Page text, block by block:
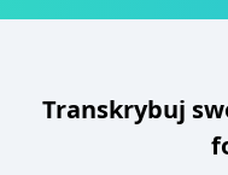
Transkrybuj